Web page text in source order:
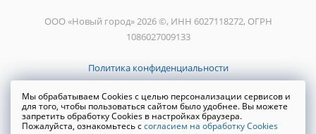
ООО «Новый город» 2026 ©, ИНН 6027118272, ОГРН
1086027009133
Политика конфиденциальности
Создание сайта WRP
Мы обрабатываем Cookies с целью персонализации сервисов и
для того, чтобы пользоваться сайтом было удобнее. Вы можете
запретить обработку Cookies в настройках браузера.
Пожалуйста, ознакомьтесь ссогласием на обработку Cookies